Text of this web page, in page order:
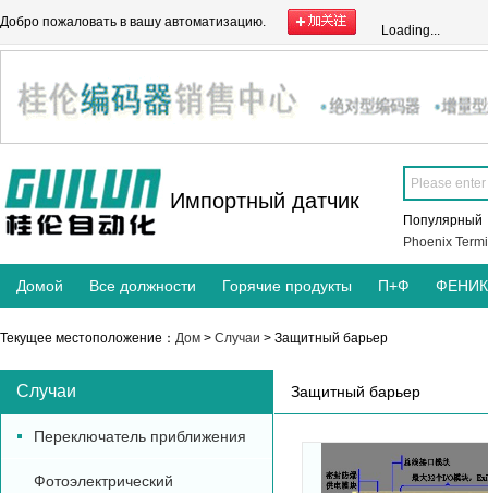
Добро пожаловать в вашу автоматизацию.
Loading...
Импортный датчик
Популярный
Phoenix
Домой Все должности Горячие продукты П+Ф
Текущее местоположение： Дом > Случаи > Защитный барьер
Случаи
Переключатель приближения
Фотоэлектрический
Защитный барьер